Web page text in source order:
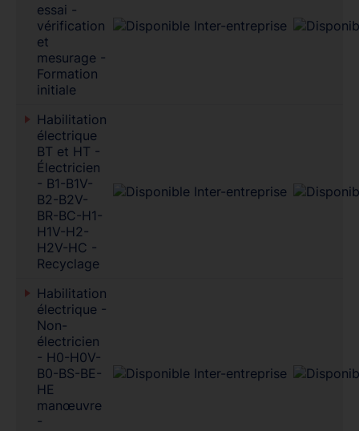
essai -
vérification
et
mesurage -
Formation
initiale
Habilitation
électrique
BT et HT -
Électricien
- B1-B1V-
B2-B2V-
BR-BC-H1-
H1V-H2-
H2V-HC -
Recyclage
Habilitation
électrique -
Non-
électricien
- H0-H0V-
B0-BS-BE-
HE
manœuvre
-